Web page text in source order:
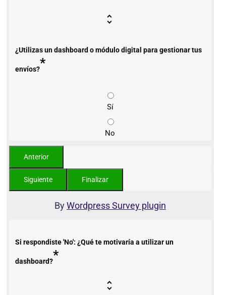
¿Utilizas un dashboard o módulo digital para gestionar tus
envíos?*
Sí
No
ByWordpress Survey plugin
Si respondiste 'No': ¿Qué te motivaría a utilizar un
dashboard?*